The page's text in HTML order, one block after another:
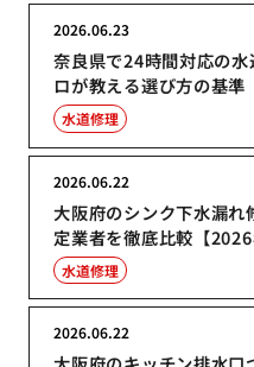
奈良県で24時間対応の
ロが教える選び方の基準
2026.06.23
水道修理
大阪府のシンク下水漏
定業者を徹底比較【2026
2026.06.22
水道修理
2026.06.22